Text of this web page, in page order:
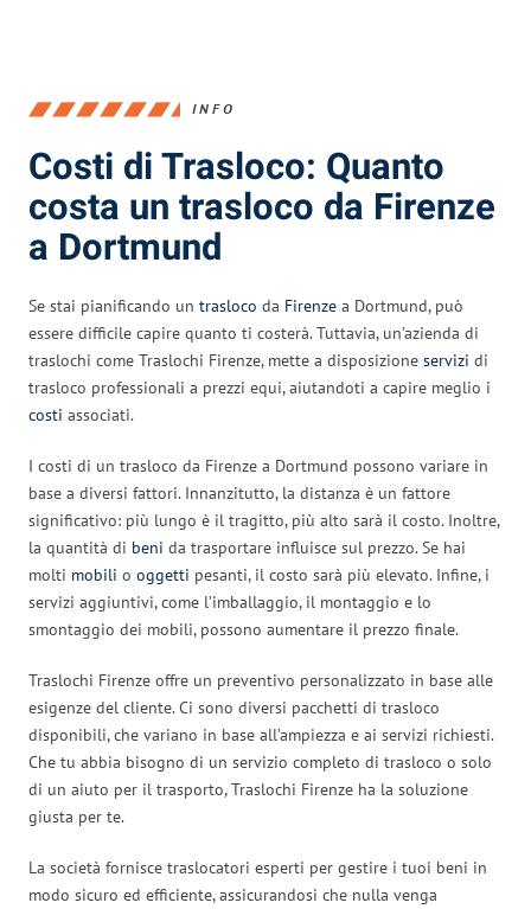
INFO
Costi di Trasloco: Quanto
costa un trasloco da Firenze
a Dortmund
Se stai pianificando un trasloco da Firenze a Dortmund, può
essere difficile capire quanto ti costerà. Tuttavia, un’azienda di
traslochi come Traslochi Firenze, mette a disposizione servizi di
trasloco professionali a prezzi equi, aiutandoti a capire meglio i
costi associati.
I costi di un trasloco da Firenze a Dortmund possono variare in
base a diversi fattori. Innanzitutto, la distanza è un fattore
significativo: più lungo è il tragitto, più alto sarà il costo. Inoltre,
la quantità di beni da trasportare influisce sul prezzo. Se hai
molti mobili o oggetti pesanti, il costo sarà più elevato. Infine, i
servizi aggiuntivi, come l’imballaggio, il montaggio e lo
smontaggio dei mobili, possono aumentare il prezzo finale.
Traslochi Firenze offre un preventivo personalizzato in base alle
esigenze del cliente. Ci sono diversi pacchetti di trasloco
disponibili, che variano in base all’ampiezza e ai servizi richiesti.
Che tu abbia bisogno di un servizio completo di trasloco o solo
di un aiuto per il trasporto, Traslochi Firenze ha la soluzione
giusta per te.
La società fornisce traslocatori esperti per gestire i tuoi beni in
modo sicuro ed efficiente, assicurandosi che nulla venga